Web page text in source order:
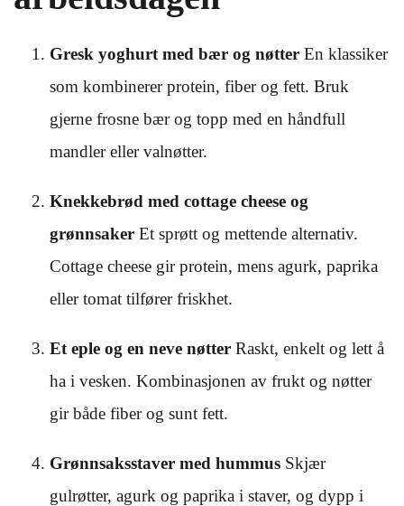
Gresk yoghurt med bær og nøtter En klassiker
som kombinerer protein, fiber og fett. Bruk
gjerne frosne bær og topp med en håndfull
mandler eller valnøtter.
Knekkebrød med cottage cheese og
grønnsaker Et sprøtt og mettende alternativ.
Cottage cheese gir protein, mens agurk, paprika
eller tomat tilfører friskhet.
Et eple og en neve nøtter Raskt, enkelt og lett å
ha i vesken. Kombinasjonen av frukt og nøtter
gir både fiber og sunt fett.
Grønnsaksstaver med hummus Skjær
gulrøtter, agurk og paprika i staver, og dypp i